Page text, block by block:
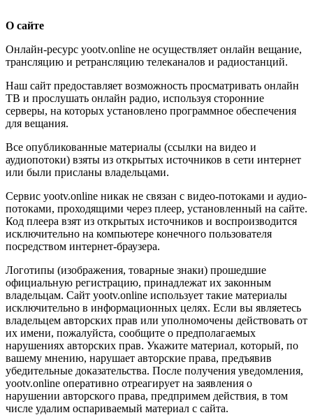
О сайте
Онлайн-ресурс yootv.online не осуществляет онлайн вещание,
трансляцию и ретрансляцию телеканалов и радиостанций.
Наш сайт предоставляет возможность просматривать онлайн
ТВ и прослушать онлайн радио, используя сторонние
серверы, на которых установлено программное обеспечения
для вещания.
Все опубликованные материалы (ссылки на видео и
аудиопотоки) взяты из открытых источников в сети интернет
или были присланы владельцами.
Сервис yootv.online никак не связан с видео-потоками и аудио-
потоками, проходящими через плеер, установленный на сайте.
Код плеера взят из открытых источников и воспроизводится
исключительно на компьютере конечного пользователя
посредством интернет-браузера.
Логотипы (изображения, товарные знаки) прошедшие
официальную регистрацию, принадлежат их законным
владельцам. Сайт yootv.online использует такие материалы
исключительно в информационных целях. Если вы являетесь
владельцем авторских прав или уполномочены действовать от
их имени, пожалуйста, сообщите о предполагаемых
нарушениях авторских прав. Укажите материал, который, по
вашему мнению, нарушает авторские права, предъявив
убедительные доказательства. После получения уведомления,
yootv.online оперативно отреагирует на заявления о
нарушении авторского права, предпримем действия, в том
числе удалим оспариваемый материал с сайта.